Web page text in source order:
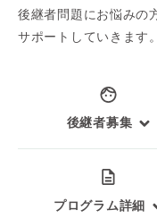
後継者問題にお悩みの
サポートしていきます。
後継者募集
プログラム詳細